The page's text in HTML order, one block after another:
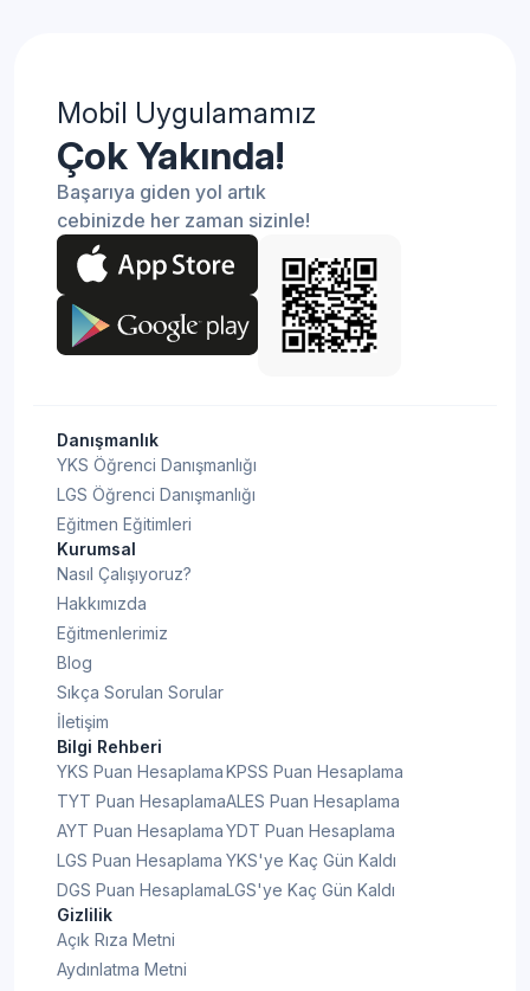
Mobil Uygulamamız
Çok Yakında!
Başarıya giden yol artık
cebinizde her zaman sizinle!
Danışmanlık
YKS Öğrenci Danışmanlığı
LGS Öğrenci Danışmanlığı
Eğitmen Eğitimleri
Kurumsal
Nasıl Çalışıyoruz?
Hakkımızda
Eğitmenlerimiz
Blog
Sıkça Sorulan Sorular
İletişim
Bilgi Rehberi
YKS Puan Hesaplama
TYT Puan Hesaplama
AYT Puan Hesaplama
LGS Puan Hesaplama
DGS Puan Hesaplama
KPSS Puan Hesaplama
ALES Puan Hesaplama
YDT Puan Hesaplama
YKS'ye Kaç Gün Kaldı
LGS'ye Kaç Gün Kaldı
Gizlilik
Açık Rıza Metni
Aydınlatma Metni